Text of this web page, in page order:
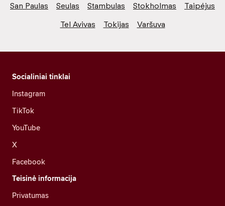
San Paulas
Seulas Stambulas Stokholmas
Taipėjus
Tel Avivas
Tokijas Varšuva
Socialiniai tinklai
Instagram
TikTok
YouTube
X
Facebook
Teisinė informacija
Privatumas